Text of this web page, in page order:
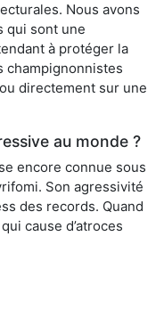
Nous avons
qui sont une
à protéger la
champignonnistes
directement sur une
au monde ?
encore connue sous
Son agressivité
des records. Quand
cause d’atroces